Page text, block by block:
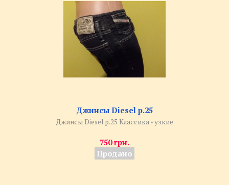
Джинсы Diesel р.25
Джинсы Diesel р.25 Классика - узкие
750 грн.
Продано